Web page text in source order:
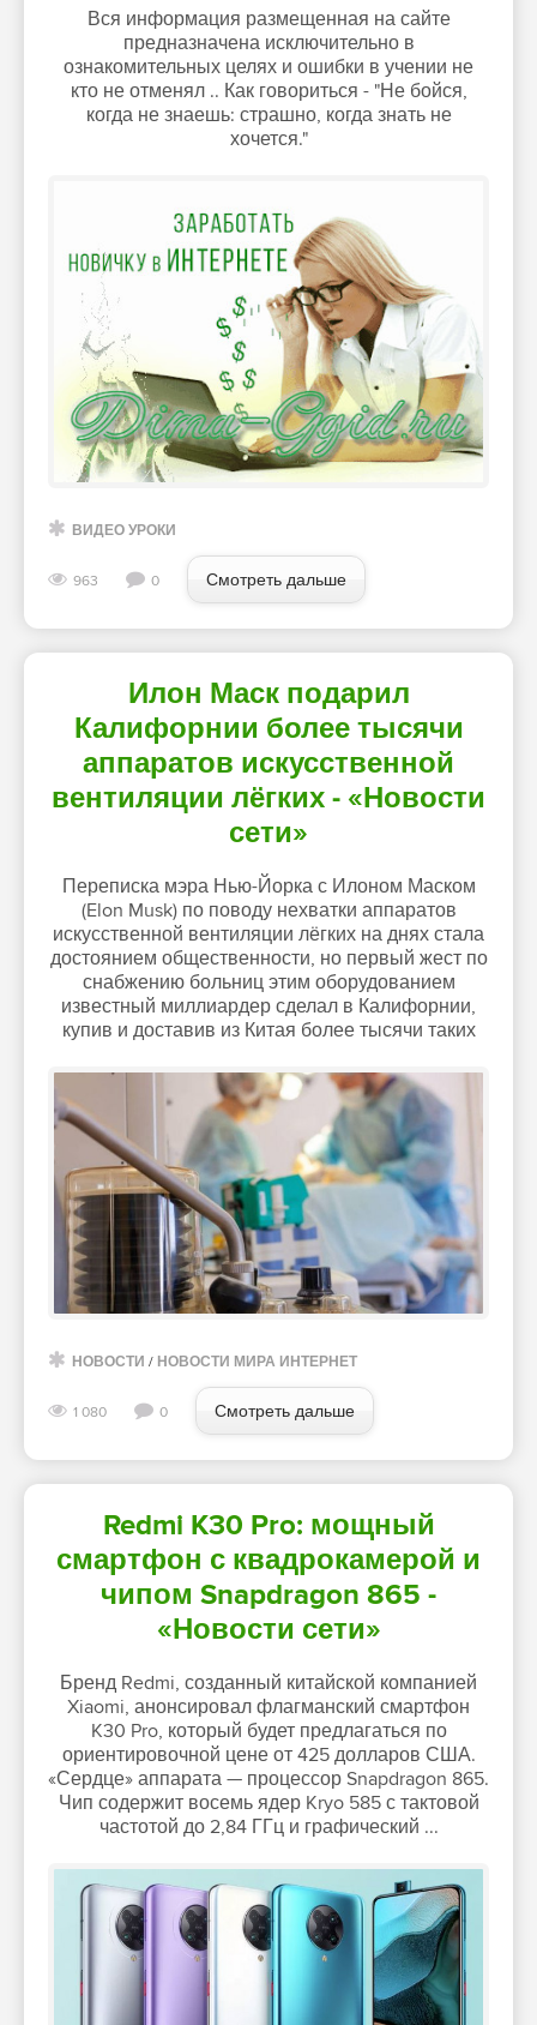
Вся информация размещенная на сайте
предназначена исключительно в
ознакомительных целях и ошибки в учении не
кто не отменял .. Как говориться - "Не бойся,
когда не знаешь: страшно, когда знать не
хочется."
ВИДЕО УРОКИ
963 0 Смотреть дальше
Илон Маск подарил
Калифорнии более тысячи
аппаратов искусственной
вентиляции лёгких - «Новости
сети»
Переписка мэра Нью-Йорка с Илоном Маском
(Elon Musk) по поводу нехватки аппаратов
искусственной вентиляции лёгких на днях стала
достоянием общественности, но первый жест по
снабжению больниц этим оборудованием
известный миллиардер сделал в Калифорнии,
купив и доставив из Китая более тысячи таких
НОВОСТИ / НОВОСТИ МИРА ИНТЕРНЕТ
1 080 0 Смотреть дальше
Redmi K30 Pro: мощный
смартфон с квадрокамерой и
чипом Snapdragon 865 -
«Новости сети»
Бренд Redmi, созданный китайской компанией
Xiaomi, анонсировал флагманский смартфон
K30 Pro, который будет предлагаться по
ориентировочной цене от 425 долларов США.
«Сердце» аппарата — процессор Snapdragon 865.
Чип содержит восемь ядер Kryo 585 с тактовой
частотой до 2,84 ГГц и графический ...